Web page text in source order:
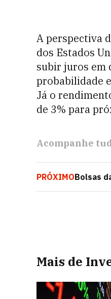
A perspectiva
dos Estados
subir juros em
probabilidade
Já o
de 3% para
Acompanhe
PRÓXIMOBolsas
robustos
Mais de